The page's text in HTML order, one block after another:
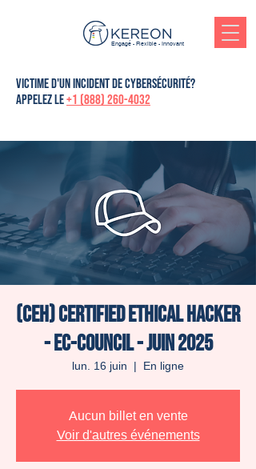
Engagé - Flexible - Innovant
victime d'un incident de cybersécurité?
Appelez le+1 (888) 260-4032
(CEH) Certified Ethical Hacker
- Ec-Council - Juin 2025
lun. 16 juin
  |
En ligne
Aucun billet en vente
Voir d'autres événements